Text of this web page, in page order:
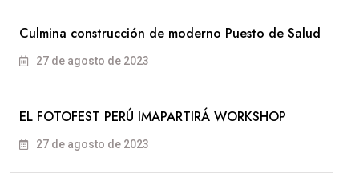
Culmina construcción de moderno Puesto de Salud
27 de agosto de 2023
EL FOTOFEST PERÚ IMAPARTIRÁ WORKSHOP
27 de agosto de 2023